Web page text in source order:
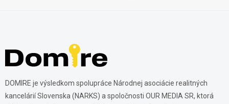
DOMIRE je výsledkom spolupráce Národnej asociácie realitných
kancelárií Slovenska (NARKS) a spoločnosti OUR MEDIA SR, ktorá